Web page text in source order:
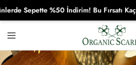
Organikscarf
Sepette %50 İndirim! Bu Fırsatı